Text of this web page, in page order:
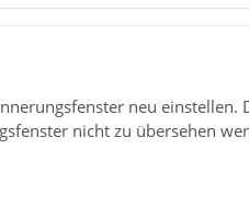
neu einstellen.
nicht zu übersehen